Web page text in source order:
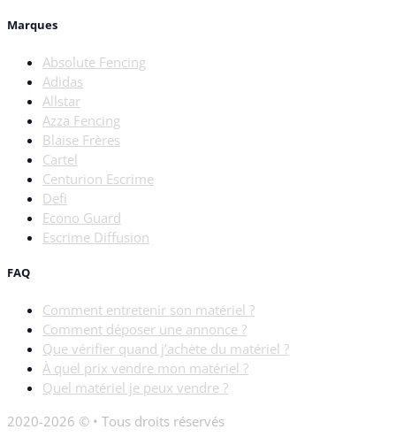
Marques
Absolute Fencing
Adidas
Allstar
Azza Fencing
Blaise Frères
Cartel
Centurion Escrime
Defi
Econo Guard
Escrime Diffusion
FAQ
Comment entretenir son matériel ?
Comment déposer une annonce ?
Que vérifier quand j’achète du matériel ?
À quel prix vendre mon matériel ?
Quel matériel je peux vendre ?
2020-2026 © • Tous droits réservés